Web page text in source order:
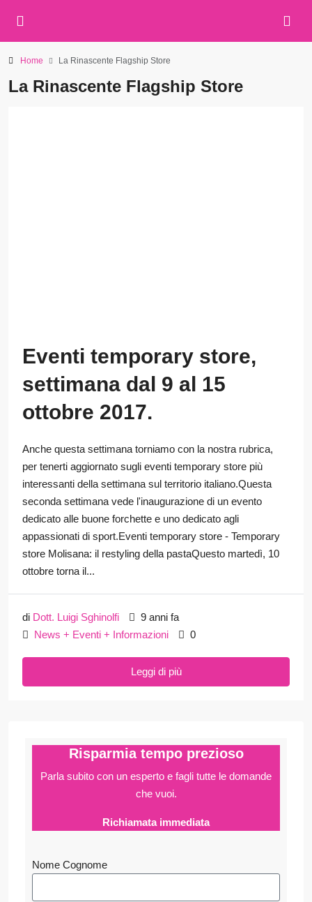
Home La Rinascente Flagship Store
La Rinascente Flagship Store
Eventi temporary store,
settimana dal 9 al 15
ottobre 2017.
Anche questa settimana torniamo con la nostra rubrica,
per tenerti aggiornato sugli eventi temporary store più
interessanti della settimana sul territorio italiano.Questa
seconda settimana vede l'inaugurazione di un evento
dedicato alle buone forchette e uno dedicato agli
appassionati di sport.Eventi temporary store - Temporary
store Molisana: il restyling della pastaQuesto martedì, 10
ottobre torna il...
di Dott. Luigi Sghinolfi
9 anni fa
News + Eventi + Informazioni
0
Leggi di più
Risparmia tempo prezioso
Parla subito con un esperto e fagli tutte le domande
che vuoi.
Richiamata immediata
Nome Cognome